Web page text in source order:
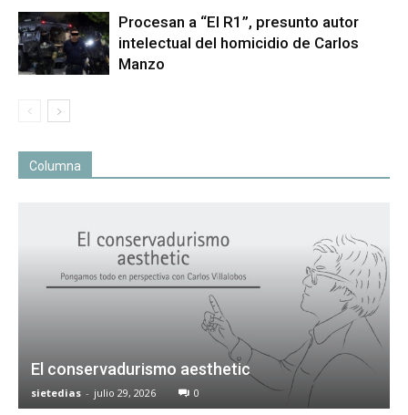
Procesan a “El R1”, presunto autor
intelectual del homicidio de Carlos
Manzo
Columna
El conservadurismo aesthetic
sietedias - julio 29, 2026 0